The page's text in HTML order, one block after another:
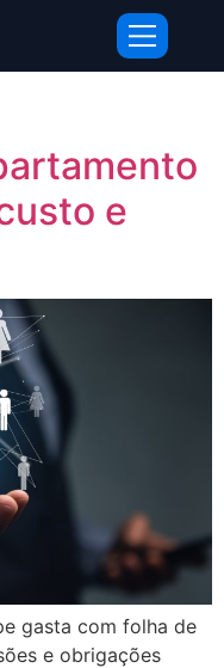
e
gasta com folha de
e obrigações